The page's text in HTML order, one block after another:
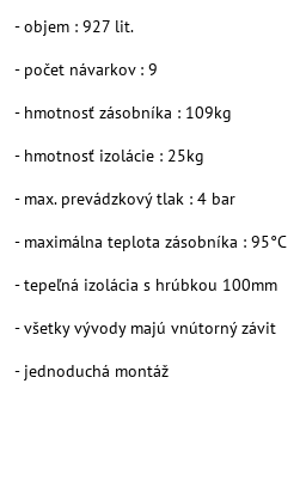
- objem : 927 lit.
- počet návarkov : 9
- hmotnosť zásobníka : 109kg
- hmotnosť izolácie : 25kg
- max. prevádzkový tlak : 4 bar
- maximálna teplota zásobníka : 95°C
- tepeľná izolácia s hrúbkou 100mm
- všetky vývody majú vnútorný závit
- jednoduchá montáž